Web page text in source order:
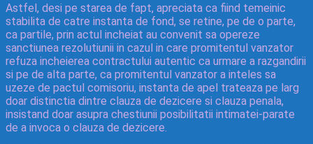
Astfel, desi pe starea de fapt, apreciata ca fiind temeinic
stabilita de catre instanta de fond, se retine, pe de o parte,
ca partile, prin actul incheiat au convenit sa opereze
sanctiunea rezolutiunii in cazul in care promitentul vanzator
refuza incheierea contractului autentic ca urmare a razgandirii
si pe de alta parte, ca promitentul vanzator a inteles sa
uzeze de pactul comisoriu, instanta de apel trateaza pe larg
doar distinctia dintre clauza de dezicere si clauza penala,
insistand doar asupra chestiunii posibilitatii intimatei-parate
de a invoca o clauza de dezicere.